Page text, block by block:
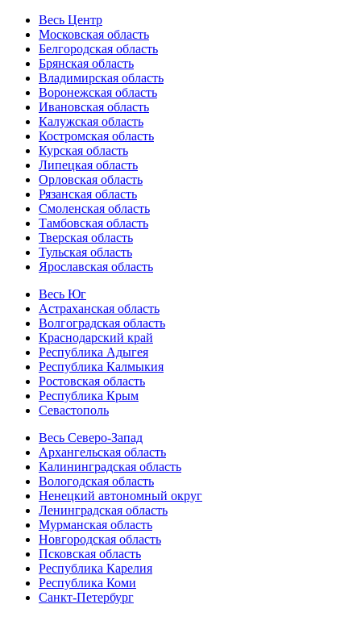
Весь Центр
Московская область
Белгородская область
Брянская область
Владимирская область
Воронежская область
Ивановская область
Калужская область
Костромская область
Курская область
Липецкая область
Орловская область
Рязанская область
Смоленская область
Тамбовская область
Тверская область
Тульская область
Ярославская область
Весь Юг
Астраханская область
Волгоградская область
Краснодарский край
Республика Адыгея
Республика Калмыкия
Ростовская область
Республика Крым
Севастополь
Весь Северо-Запад
Архангельская область
Калининградская область
Вологодская область
Ненецкий автономный округ
Ленинградская область
Мурманская область
Новгородская область
Псковская область
Республика Карелия
Республика Коми
Санкт-Петербург